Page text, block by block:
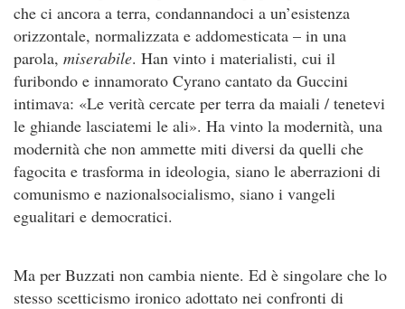
che ci ancora a terra, condannandoci a un’esistenza
orizzontale, normalizzata e addomesticata – in una
parola, miserabile. Han vinto i materialisti, cui il
furibondo e innamorato Cyrano cantato da Guccini
intimava: «Le verità cercate per terra da maiali / tenetevi
le ghiande lasciatemi le ali». Ha vinto la modernità, una
modernità che non ammette miti diversi da quelli che
fagocita e trasforma in ideologia, siano le aberrazioni di
comunismo e nazionalsocialismo, siano i vangeli
egualitari e democratici.
Ma per Buzzati non cambia niente. Ed è singolare che lo
stesso scetticismo ironico adottato nei confronti di